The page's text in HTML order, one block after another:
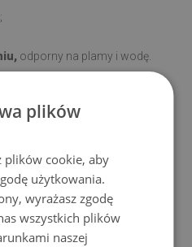
odporny na plamy i wodę.
czasu (np. przetarcia) nie
używaj silnych środków
plików
plików cookie, aby
użytkowania.
wyrażasz zgodę
wszystkich plików
naszej